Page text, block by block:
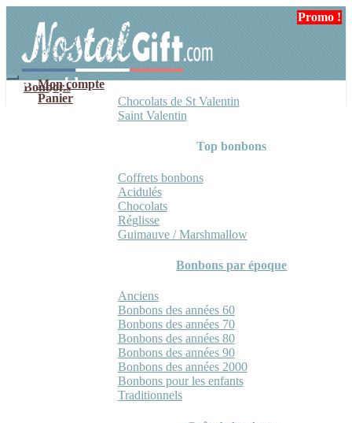
navigation
contenu
Mon compte
Panier
Bonbons
Chocolats de St Valentin
Saint Valentin
Top bonbons
Coffrets bonbons
Acidulés
Chocolats
Réglisse
Guimauve / Marshmallow
Bonbons par époque
Anciens
Bonbons des années 60
Bonbons des années 70
Bonbons des années 80
Bonbons des années 90
Bonbons des années 2000
Bonbons pour les enfants
Traditionnels
Promo !
Promo !
Promo !
Promo !